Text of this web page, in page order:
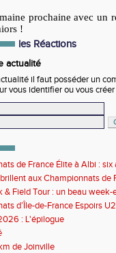
prochaine avec un
!
les Réactions
actualité
il faut posséder un
vous identifier ou vous
de France Élite à Albi :
de l'élite nationale
aux Championnats de
performances
& Field Tour : un beau
d’Île-de-France Espoirs
: L'épilogue
de Joinville